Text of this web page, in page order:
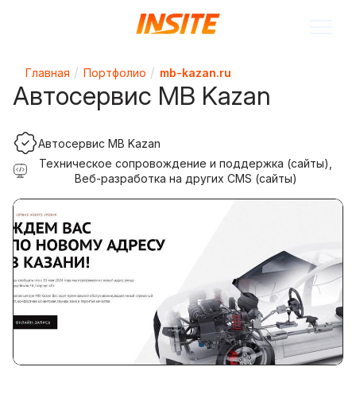
Главная Портфолио mb-kazan.ru
Автосервис MB Kazan
Автосервис MB Kazan
Техническое сопровождение и поддержка (сайты),
Веб-разработка на других CMS (сайты)